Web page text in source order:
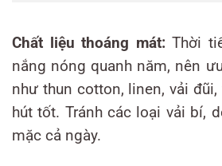
Chất liệu thoáng mát: Thời
nắng nóng quanh năm, nên
như thun cotton, linen, vải
hút tốt. Tránh các loại vải bí,
mặc cả ngày.